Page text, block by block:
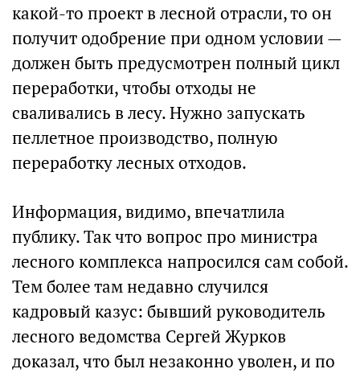
какой-то проект в лесной отрасли, то он
получит одобрение при одном условии —
должен быть предусмотрен полный цикл
переработки, чтобы отходы не
сваливались в лесу. Нужно запускать
пеллетное производство, полную
переработку лесных отходов.
Информация, видимо, впечатлила
публику. Так что вопрос про министра
лесного комплекса напросился сам собой.
Тем более там недавно случился
кадровый казус: бывший руководитель
лесного ведомства Сергей Журков
доказал, что был незаконно уволен, и по